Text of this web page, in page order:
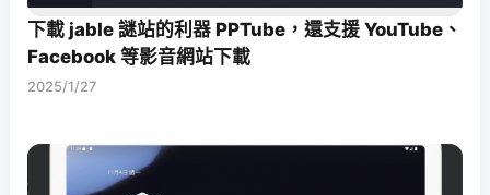
下載 jable 謎站的利器 PPTube，還支援 YouTube、
Facebook 等影音網站下載
2025/1/27